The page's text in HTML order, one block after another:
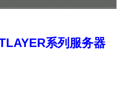
系列服务器